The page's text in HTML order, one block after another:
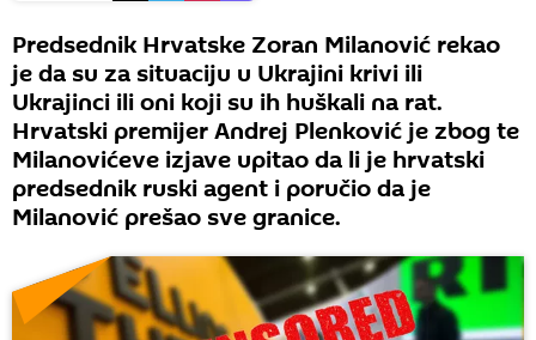
Predsednik Hrvatske Zoran Milanović rekao
je da su za situaciju u Ukrajini krivi ili
Ukrajinci ili oni koji su ih huškali na rat.
Hrvatski premijer Andrej Plenković je zbog te
Milanovićeve izjave upitao da li je hrvatski
predsednik ruski agent i poručio da je
Milanović prešao sve granice.